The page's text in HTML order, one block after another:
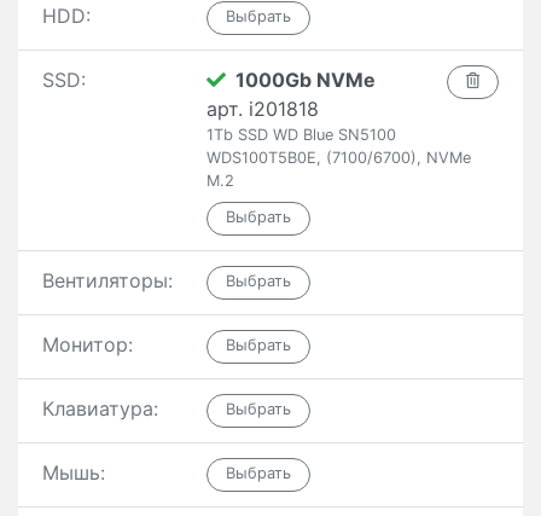
HDD:
SSD:
1000Gb NVMe
арт. i201818
1Tb SSD WD Blue SN5100
WDS100T5B0E, (7100/6700), NVMe
M.2
Вентиляторы:
Монитор:
Клавиатура:
Мышь: